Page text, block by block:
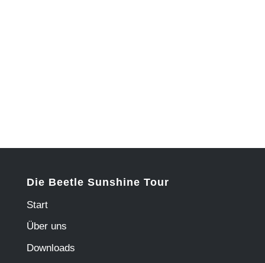
Die Beetle Sunshine Tour
Start
Über uns
Downloads